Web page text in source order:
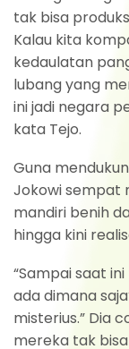
tak bisa
Kalau kita
kedaulatan
lubang yang
ini jadi negara
kata Tejo.
Guna
Jokowi sempat
mandiri benih
hingga kini
“Sampai saat
ada dimana
misterius.” Dia
mereka tak